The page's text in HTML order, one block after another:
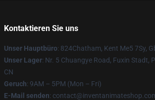
Kontaktieren Sie uns
Unser Hauptbüro: 824Chatham, Kent Me5 7Sy,
Unser Lager: Nr. 5 Chuangye Road, Fuxin Stadt,
CN
Geruch: 9AM – 5PM (Mon – Fri)
E-Mail senden: